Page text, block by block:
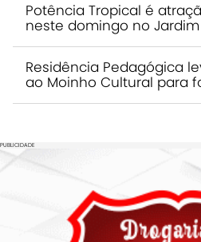
Potência Tropical é
neste domingo no
Residência Pedagógica
ao Moinho Cultural para
PUBLICIDADE